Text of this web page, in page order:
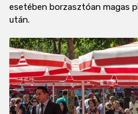
esetében borzasztóan magas
után.